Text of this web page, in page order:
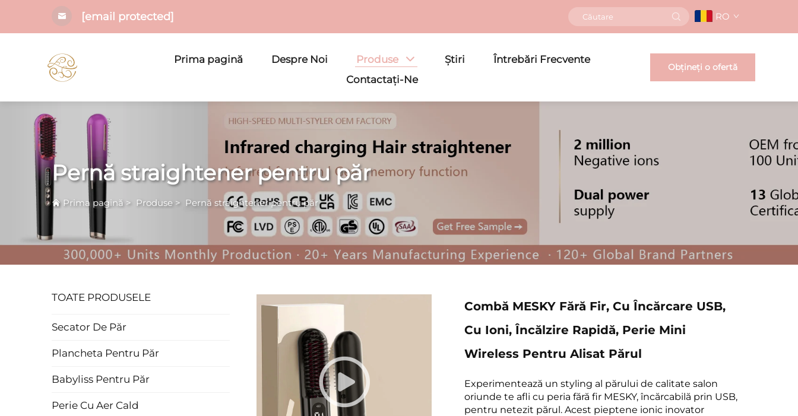
[email protected] RO
Prima pagină Despre Noi Produse Știri
Întrebări Frecvente
Contactați-Ne
Obțineți o ofertă
Pernă straightener pentru păr
Prima pagină> Produse > Pernă straightener pentru păr
TOATE PRODUSELE
Secator De Păr
Plancheta Pentru Păr
Babyliss Pentru Păr
Perie Cu Aer Cald
Combă MESKY Fără Fir, Cu Încărcare USB,
Cu Ioni, Încălzire Rapidă, Perie Mini
Wireless Pentru Alisat Părul
Experimentează un styling al părului de calitate salon
oriunde te afli cu peria fără fir MESKY, încărcabilă prin USB,
pentru netezit părul. Acest pieptene ionic inovator